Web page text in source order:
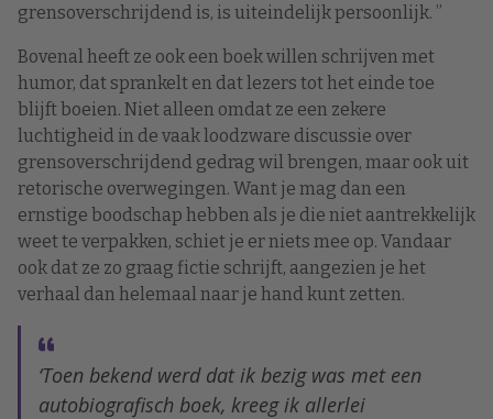
grensoverschrijdend is, is uiteindelijk persoonlijk. ”
Bovenal heeft ze ook een boek willen schrijven met
humor, dat sprankelt en dat lezers tot het einde toe
blijft boeien. Niet alleen omdat ze een zekere
luchtigheid in de vaak loodzware discussie over
grensoverschrijdend gedrag wil brengen, maar ook uit
retorische overwegingen. Want je mag dan een
ernstige boodschap hebben als je die niet aantrekkelijk
weet te verpakken, schiet je er niets mee op. Vandaar
ook dat ze zo graag fictie schrijft, aangezien je het
verhaal dan helemaal naar je hand kunt zetten.
‘Toen bekend werd dat ik bezig was met een
autobiografisch boek, kreeg ik allerlei